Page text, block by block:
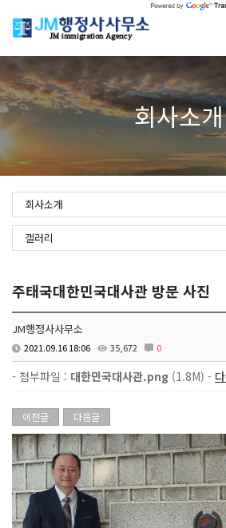
회사소개
회사소개
갤러리
주태국대한민국대사관 방문 사진
JM행정사사무소
2021.09.16 18:06 35,672 0
- 첨부파일 : 대한민국대사관.png (1.8M) -
이전글 다음글